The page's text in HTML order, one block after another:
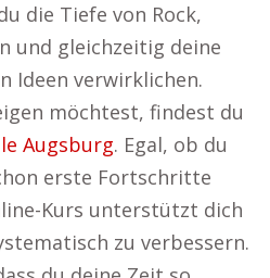
die Tiefe von Rock,
und gleichzeitig deine
Ideen verwirklichen.
möchtest, findest du
Augsburg. Egal, ob du
erste Fortschritte
Kurs unterstützt dich
zu verbessern.